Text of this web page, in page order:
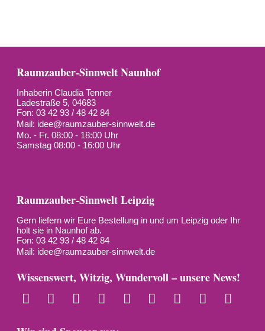
Raumzauber-Sinnwelt Naunhof
Inhaberin Claudia Tenner
Ladestraße 5, 04683
Fon: 03 42 93 / 48 42 84
Mail: idee@raumzauber-sinnwelt.de
Mo. - Fr. 08:00 - 18:00 Uhr
Samstag 08:00 - 16:00 Uhr
Raumzauber-Sinnwelt Leipzig
Gern liefern wir Eure Bestellung in und um Leipzig oder Ihr
holt sie in Naunhof ab.
Fon: 03 42 93 / 48 42 84
Mail: idee@raumzauber-sinnwelt.de
Wissenswert, Witzig, Wundervoll – unsere News!